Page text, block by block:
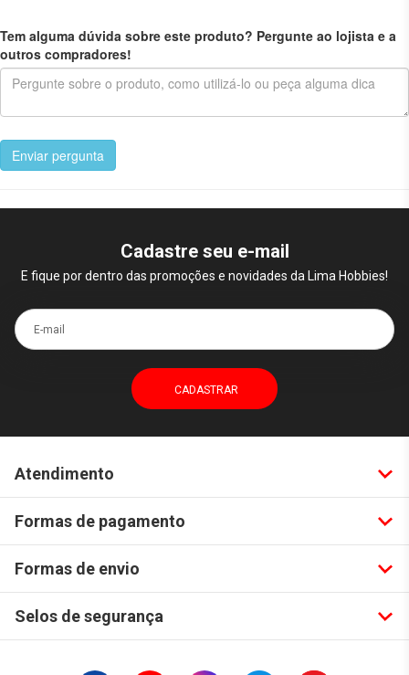
Tem alguma dúvida sobre este produto? Pergunte ao lojista e a
outros compradores!
Enviar pergunta
Cadastre seu e-mail
E fique por dentro das promoções e novidades da Lima Hobbies!
E-mail
Atendimento
Formas de pagamento
Formas de envio
Selos de segurança